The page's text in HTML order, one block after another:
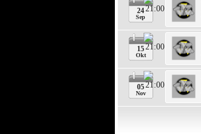
24
Sep
15
Okt
05
Nov